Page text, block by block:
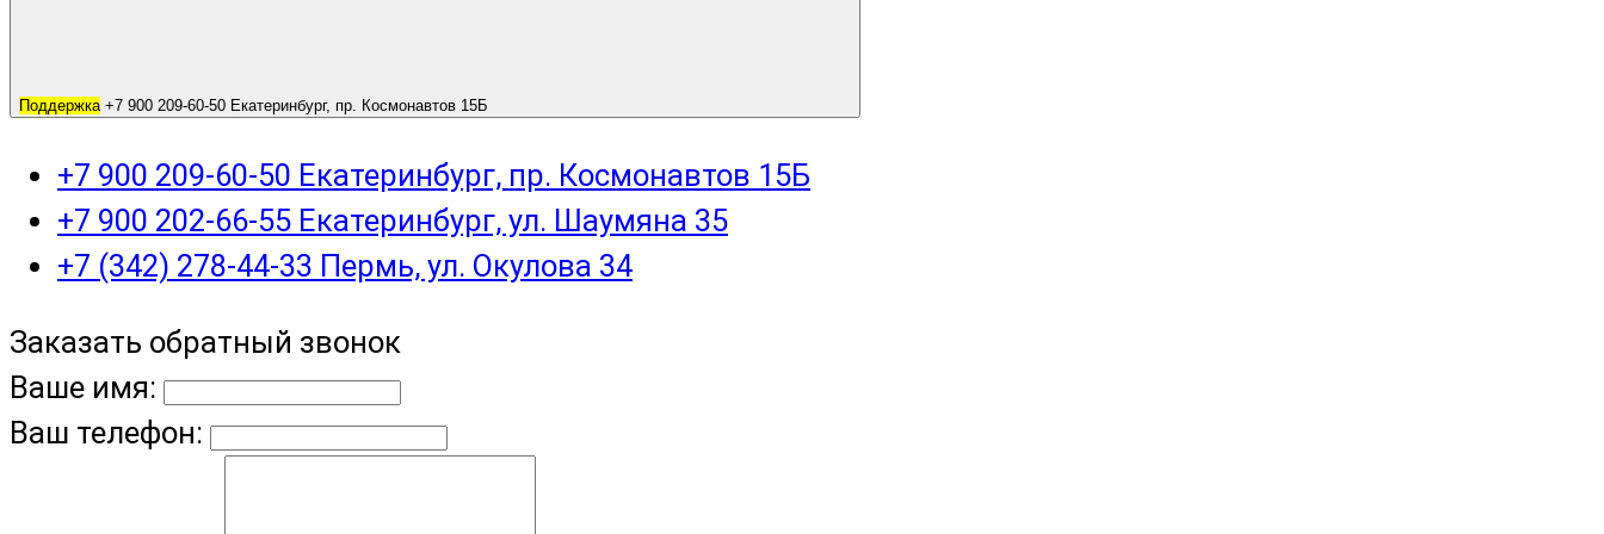
Поддержка +7 900 209-60-50 Екатеринбург, пр. Космонавтов 15Б
+7 900 209-60-50 Екатеринбург, пр. Космонавтов 15Б
+7 900 202-66-55 Екатеринбург, ул. Шаумяна 35
+7 (342) 278-44-33 Пермь, ул. Окулова 34
Заказать обратный звонок
Ваше имя:
Ваш телефон: